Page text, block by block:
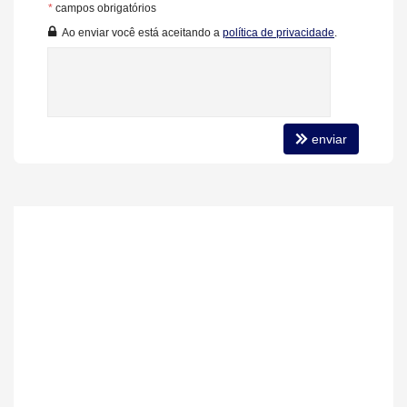
Diferenciais do Empreendimento:
Três pavimentos de garagem com acessos independentes.
Uma vaga com infra para carregamento de carro elétrico por
* campos obrigatórios
Ao enviar você está aceitando a política de privacidade
enviar